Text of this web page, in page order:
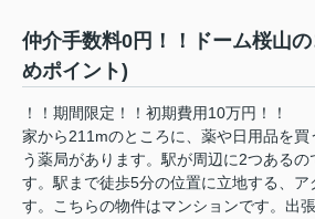
仲介手数料0円！！ドーム桜山
めポイント)
！！期間限定！！初期費用10万円！！
家から211mのところに、薬や日用品を買
う薬局があります。駅が周辺に2つあるの
す。駅まで徒歩5分の位置に立地する、
す。こちらの物件はマンションです。出